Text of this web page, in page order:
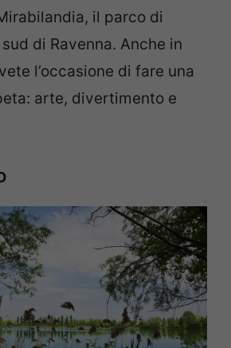
il parco di
di Ravenna. Anche in
l’occasione di fare una
arte, divertimento e